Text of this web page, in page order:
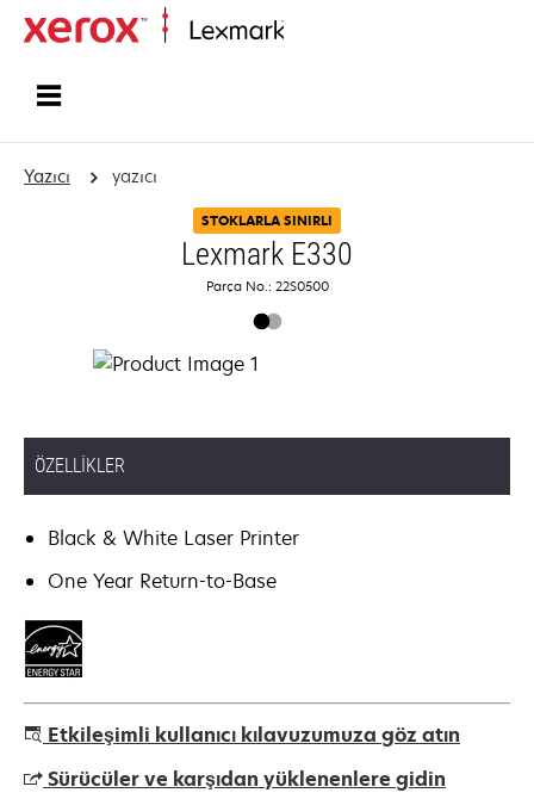
Yazıcı yazıcı
STOKLARLA SINIRLI
Lexmark E330
Parça No.: 22S0500
ÖZELLIKLER
Black & White Laser Printer
One Year Return-to-Base
Etkileşimli kullanıcı kılavuzumuza göz atın
Sürücüler ve karşıdan yüklenenlere gidin